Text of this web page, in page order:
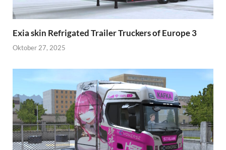
Exia skin Refrigated Trailer Truckers of Europe 3
Oktober 27, 2025